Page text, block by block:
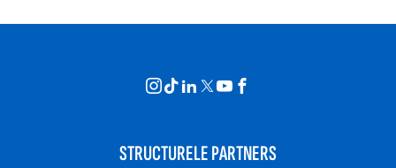
STRUCTURELE PARTNERS